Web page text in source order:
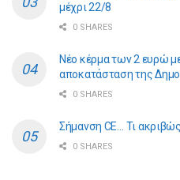
μέχρι 22/8
0 SHARES
Νέο κέρμα των 2 ευρώ
αποκατάσταση της
0 SHARES
Σήμανση CE… Τι ακριβώς
0 SHARES